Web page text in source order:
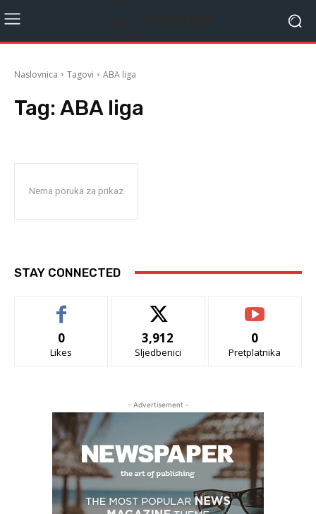
Naslovnica Tagovi ABA liga
Tag: ABA liga
Nema poruka za prikaz
STAY CONNECTED
0
Likes
3,912
Sljedbenici
0
Pretplatnika
- Advertisement -